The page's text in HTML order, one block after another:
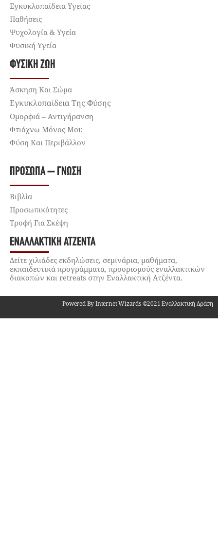
Εγκυκλοπαίδεια Υγείας
Παθήσεις
Ψυχολογία & Υγεία
Φυσική Υγεία
ΦΥΣΙΚΉ ΖΩΉ
Άσκηση Και Σώμα
Εγκυκλοπαίδεια Της Φύσης
Ομορφιά – Αντιγήρανση
Φτιάχνω Μόνος Μου
Φύση Και Περιβάλλον
ΠΡΌΣΩΠΑ – ΓΝΏΣΗ
Βιβλία
Προσωπικότητες
Τροφή Για Σκέψη
ΕΝΑΛΛΑΚΤΙΚΉ ΑΤΖΈΝΤΑ
Δείτε χιλιάδες εκδηλώσεις, σεμινάρια, μαθήματα,
εκπαιδευτικά προγράμματα, προορισμούς εναλλακτικών
διακοπών και retreats στην Εναλλακτική Ατζέντα.
Powered By Internet Wizards ©2021 Εναλλακτική Δράση